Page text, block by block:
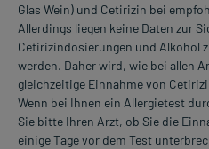
Glas Wein) und Cetirizin bei
Allerdings liegen keine Daten zur
Cetirizindosierungen und Alkohol
werden. Daher wird, wie bei allen
gleichzeitige Einnahme von
Wenn bei Ihnen ein Allergietest
Sie bitte Ihren Arzt, ob Sie die
einige Tage vor dem Test